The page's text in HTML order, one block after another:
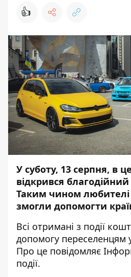
👍
У суботу, 13 серпня, в
відкрився
Таким чином любителі
змогли допомогти
Всі отримані з події
допомогу переселенцям
Про це повідомляє
події.